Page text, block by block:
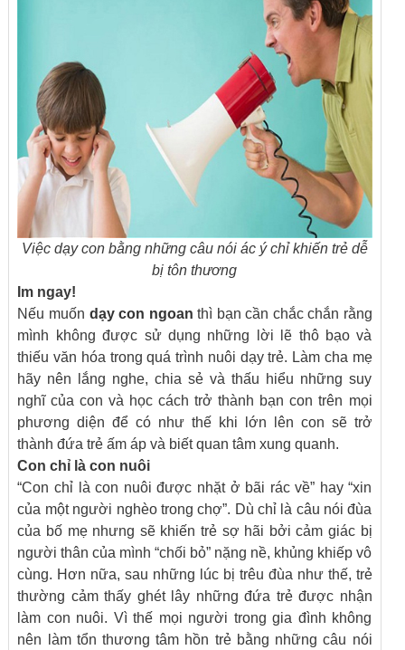
Việc dạy con bằng những câu nói ác ý chỉ khiến trẻ dễ
bị tôn thương
Im ngay!
Nếu muốn dạy con ngoan thì bạn cần chắc chắn rằng
mình không được sử dụng những lời lẽ thô bạo và
thiếu văn hóa trong quá trình nuôi dạy trẻ. Làm cha mẹ
hãy nên lắng nghe, chia sẻ và thấu hiểu những suy
nghĩ của con và học cách trở thành bạn con trên mọi
phương diện để có như thế khi lớn lên con sẽ trở
thành đứa trẻ ấm áp và biết quan tâm xung quanh.
Con chỉ là con nuôi
“Con chỉ là con nuôi được nhặt ở bãi rác về” hay “xin
của một người nghèo trong chợ”. Dù chỉ là câu nói đùa
của bố mẹ nhưng sẽ khiến trẻ sợ hãi bởi cảm giác bị
người thân của mình “chối bỏ” nặng nề, khủng khiếp vô
cùng. Hơn nữa, sau những lúc bị trêu đùa như thế, trẻ
thường cảm thấy ghét lây những đứa trẻ được nhận
làm con nuôi. Vì thế mọi người trong gia đình không
nên làm tổn thương tâm hồn trẻ bằng những câu nói